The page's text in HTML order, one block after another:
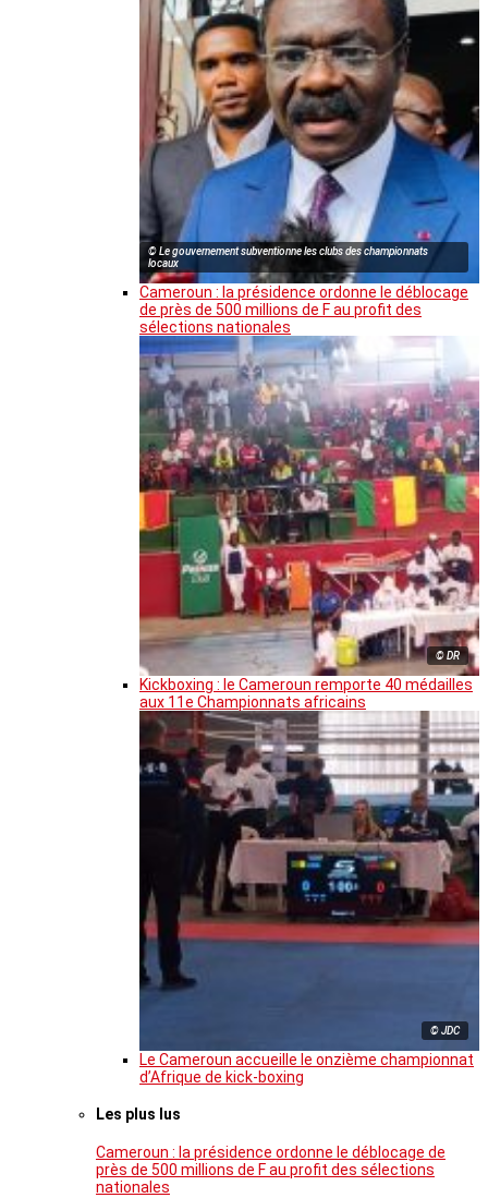
© Le gouvernement subventionne les clubs des championnats
locaux
Cameroun : la présidence ordonne le déblocage
de près de 500 millions de F au profit des
sélections nationales
© DR
Kickboxing : le Cameroun remporte 40 médailles
aux 11e Championnats africains
© JDC
Le Cameroun accueille le onzième championnat
d’Afrique de kick-boxing
Les plus lus
Cameroun : la présidence ordonne le déblocage de
près de 500 millions de F au profit des sélections
nationales